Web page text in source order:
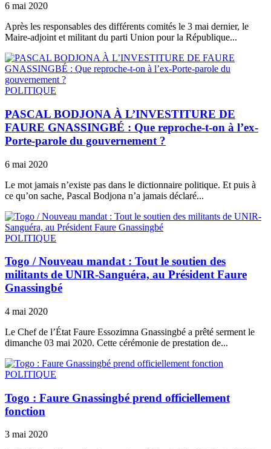
6 mai 2020
Après les responsables des différents comités le 3 mai dernier, le
Maire-adjoint et militant du parti Union pour la République...
POLITIQUE
PASCAL BODJONA À L’INVESTITURE DE
FAURE GNASSINGBÉ : Que reproche-t-on à l’ex-
Porte-parole du gouvernement ?
6 mai 2020
Le mot jamais n’existe pas dans le dictionnaire politique. Et puis à
ce qu’on sache, Pascal Bodjona n’a jamais déclaré...
POLITIQUE
Togo / Nouveau mandat : Tout le soutien des
militants de UNIR-Sanguéra, au Président Faure
Gnassingbé
4 mai 2020
Le Chef de l’État Faure Essozimna Gnassingbé a prêté serment le
dimanche 03 mai 2020. Cette cérémonie de prestation de...
POLITIQUE
Togo : Faure Gnassingbé prend officiellement
fonction
3 mai 2020